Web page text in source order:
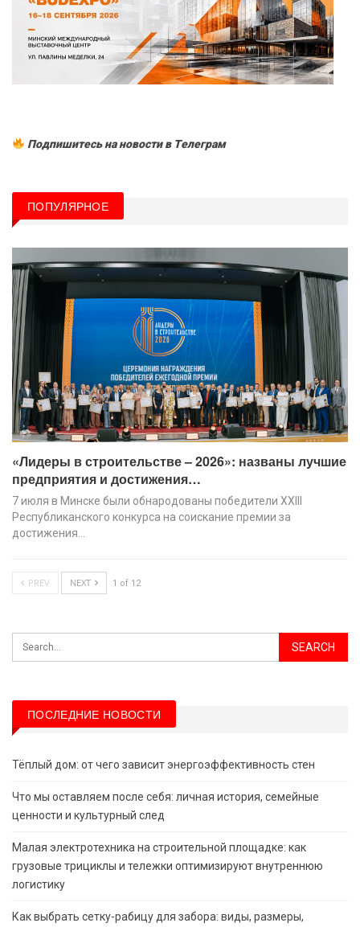
Подпишитесь на новости в Tелеграм
ПОПУЛЯРНОЕ
«Лидеры в строительстве – 2026»: названы лучшие
предприятия и достижения…
7 июля в Минске были обнародованы победители XХIII
Республиканского конкурса на соискание премии за
достижения…
PREV NEXT 1 of 12
ПОСЛЕДНИЕ НОВОСТИ
Тёплый дом: от чего зависит энергоэффективность стен
Что мы оставляем после себя: личная история, семейные
ценности и культурный след
Малая электротехника на строительной площадке: как
грузовые трициклы и тележки оптимизируют внутреннюю
логистику
Как выбрать сетку-рабицу для забора: виды, размеры,